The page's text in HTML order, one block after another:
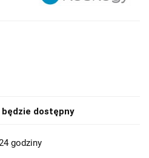
dostępny
godziny